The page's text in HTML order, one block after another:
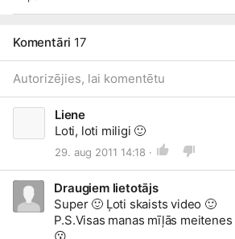
Komentāri 17
Autorizējies, lai komentētu
Liene
Loti, loti miligi 🙂
29. aug 2011 14:18 ·
Draugiem lietotājs
Super 🙂Ļoti skaists video 🙂
P.S.Visas manas mīļās